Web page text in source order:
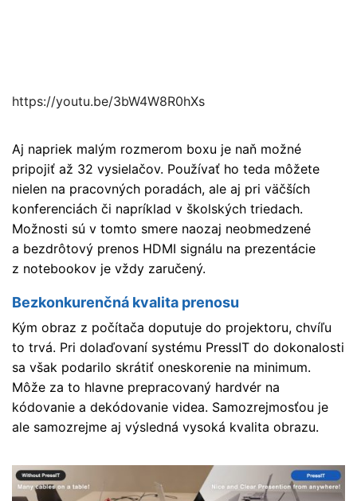
https://youtu.be/3bW4W8R0hXs
Aj napriek malým rozmerom boxu je naň možné
pripojiť až 32 vysielačov. Používať ho teda môžete
nielen na pracovných poradách, ale aj pri väčších
konferenciách či napríklad v školských triedach.
Možnosti sú v tomto smere naozaj neobmedzené
a bezdrôtový prenos HDMI signálu na prezentácie
z notebookov je vždy zaručený.
Bezkonkurenčná kvalita prenosu
Kým obraz z počítača doputuje do projektoru, chvíľu
to trvá. Pri dolaďovaní systému PressIT do dokonalosti
sa však podarilo skrátiť oneskorenie na minimum.
Môže za to hlavne prepracovaný hardvér na
kódovanie a dekódovanie videa. Samozrejmosťou je
ale samozrejme aj výsledná vysoká kvalita obrazu.